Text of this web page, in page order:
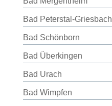
Bad Peterstal-Griesbach
Bad Schönborn
Bad Überkingen
Bad Urach
Bad Wimpfen